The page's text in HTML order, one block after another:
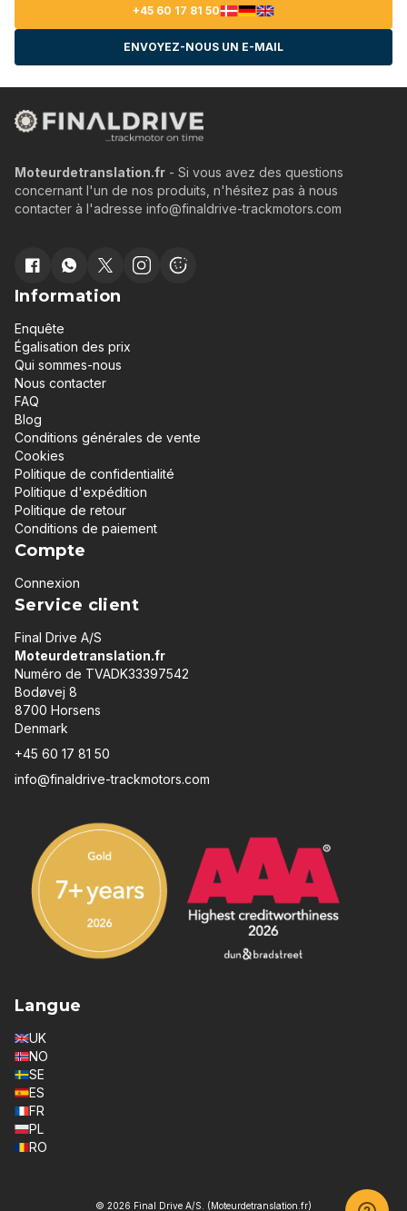
+45 60 17 81 50
ENVOYEZ-NOUS UN E-MAIL
Moteurdetranslation.fr - Si vous avez des questions
concernant l'un de nos produits, n'hésitez pas à nous
contacter à l'adresse info@finaldrive-trackmotors.com
Information
Enquête
Égalisation des prix
Qui sommes-nous
Nous contacter
FAQ
Blog
Conditions générales de vente
Cookies
Politique de confidentialité
Politique d'expédition
Politique de retour
Conditions de paiement
Compte
Connexion
Service client
Final Drive A/S
Moteurdetranslation.fr
Numéro de TVADK33397542
Bodøvej 8
8700 Horsens
Denmark
+45 60 17 81 50
info@finaldrive-trackmotors.com
Langue
UK
NO
SE
ES
FR
PL
RO
© 2026 Final Drive A/S. (Moteurdetranslation.fr)